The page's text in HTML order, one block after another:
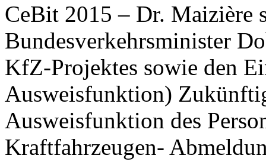
CeBit 2015 – Dr. Maizière
Bundesverkehrsminister
KfZ-Projektes sowie den
Ausweisfunktion)
Ausweisfunktion des
Kraftfahrzeugen-